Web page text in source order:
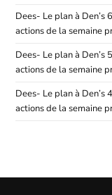
Dees- Le plan à
actions de la semaine
Dees- Le plan à
actions de la semaine
Dees- Le plan à
actions de la semaine